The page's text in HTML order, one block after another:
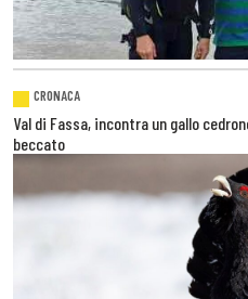
CRONACA
Val di Fassa, incontra un gallo
beccato